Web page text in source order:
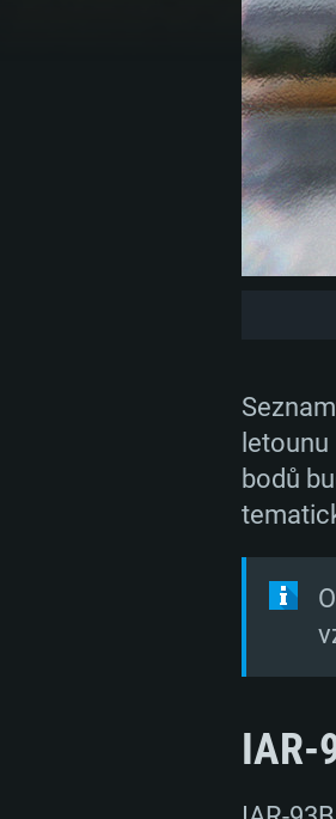
bodů
IAR-